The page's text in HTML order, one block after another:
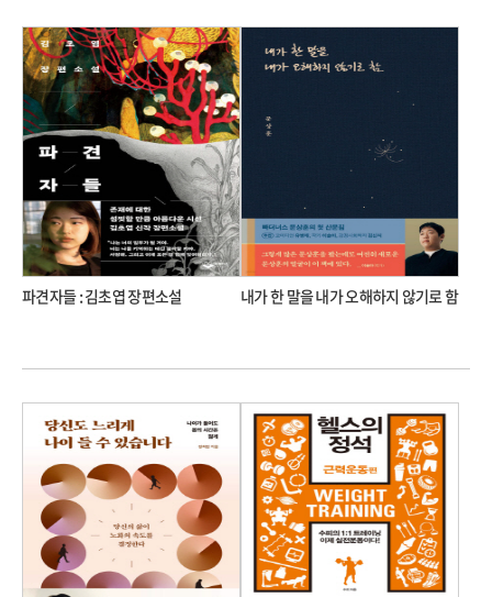
파견자들 : 김초엽 장편소설 내가 한 말을 내가 오해하지 않기로 함